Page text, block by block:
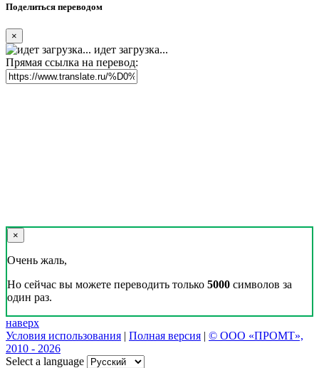
Поделиться переводом
×
идет загрузка...
Прямая ссылка на перевод:
×
Очень жаль,
Но сейчас вы можете переводить только 5000 символов за
один раз.
наверх
Условия использования | Полная версия | © ООО «ПРОМТ»,
2010 - 2026
Select a language